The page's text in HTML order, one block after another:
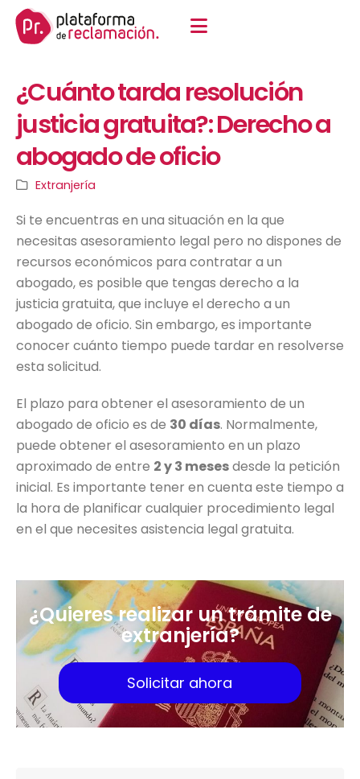
¿Cuánto tarda resolución
justicia gratuita?: Derecho a
abogado de oficio
Extranjería
Si te encuentras en una situación en la que
necesitas asesoramiento legal pero no dispones de
recursos económicos para contratar a un
abogado, es posible que tengas derecho a la
justicia gratuita, que incluye el derecho a un
abogado de oficio. Sin embargo, es importante
conocer cuánto tiempo puede tardar en resolverse
esta solicitud.
El plazo para obtener el asesoramiento de un
abogado de oficio es de 30 días. Normalmente,
puede obtener el asesoramiento en un plazo
aproximado de entre 2 y 3 mesesdesde la petición
inicial. Es importante tener en cuenta este tiempo a
la hora de planificar cualquier procedimiento legal
en el que necesites asistencia legal gratuita.
¿Quieres realizar un trámite de
extranjería?
Solicitar ahora